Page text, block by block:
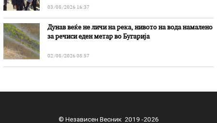
03/08/2026 16:37
Дунав веќе не личи на река, нивото на вода намалено
за речиси еден метар во Бугарија
02/08/2026 08:57
© Независен Весник 2019 -2026